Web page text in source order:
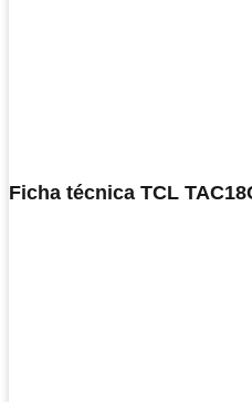
Ficha técnica TCL